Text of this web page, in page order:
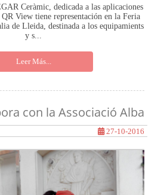
Ceràmic, dedicada a las aplicaciones
View tiene representación en la Feria
de Lleida, destinada a los equipamients
y s...
Leer Más...
con la Associació Alba
27-10-2016